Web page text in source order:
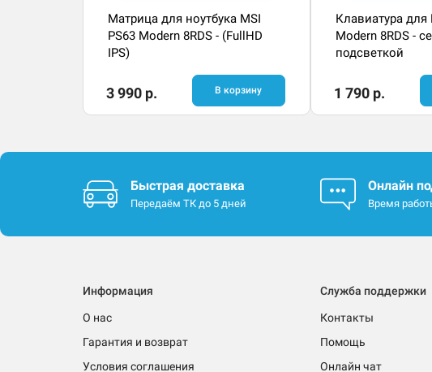
Матрица для ноутбука MSI
PS63 Modern 8RDS - (FullHD
IPS)
3 990 р. В корзину
Клавиатура для
Modern 8RDS -
подсветкой
1 790 р.
Быстрая доставка
Передаём ТК до 5 дней
Онлайн
Время
Информация
О нас
Гарантия и возврат
Условия соглашения
Служба поддержки
Контакты
Помощь
Онлайн чат